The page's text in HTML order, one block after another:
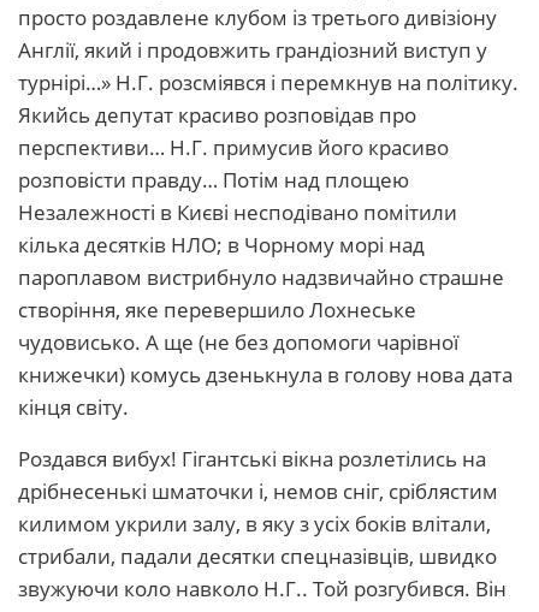
просто роздавлене клубом із третього дивізіону
Англії, який і продовжить грандіозний виступ у
турнірі…» Н.Г. розсміявся і перемкнув на політику.
Якийсь депутат красиво розповідав про
перспективи… Н.Г. примусив його красиво
розповісти правду… Потім над площею
Незалежності в Києві несподівано помітили
кілька десятків НЛО; в Чорному морі над
пароплавом вистрибнуло надзвичайно страшне
створіння, яке перевершило Лохнеське
чудовисько. А ще (не без допомоги чарівної
книжечки) комусь дзенькнула в голову нова дата
кінця світу.
Роздався вибух! Гігантські вікна розлетілись на
дрібнесенькі шматочки і, немов сніг, сріблястим
килимом укрили залу, в яку з усіх боків влітали,
стрибали, падали десятки спецназівців, швидко
звужуючи коло навколо Н.Г.. Той розгубився. Він